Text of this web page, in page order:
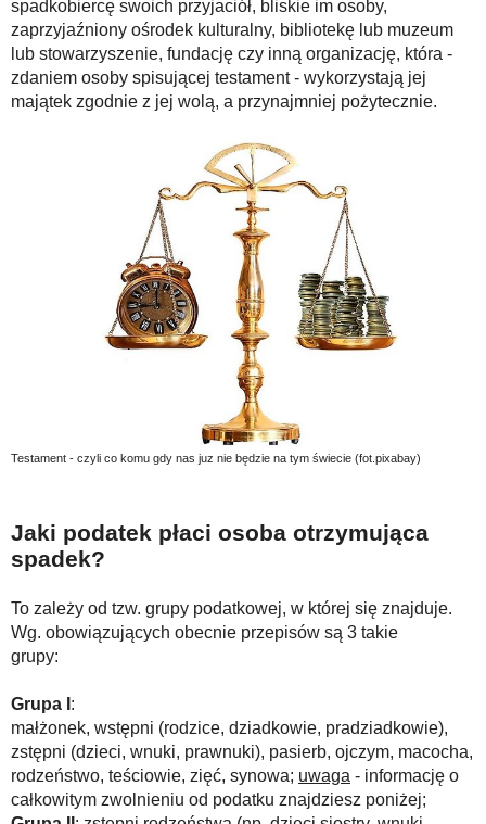
spadkobiercę swoich przyjaciół, bliskie im osoby,
zaprzyjaźniony ośrodek kulturalny, bibliotekę lub muzeum
lub stowarzyszenie, fundację czy inną organizację, która -
zdaniem osoby spisującej testament - wykorzystają jej
majątek zgodnie z jej wolą, a przynajmniej pożytecznie.
Testament - czyli co komu gdy nas juz nie będzie na tym świecie (fot.pixabay)
Jaki podatek płaci osoba otrzymująca
spadek?
To zależy od tzw. grupy podatkowej, w której się znajduje.
Wg. obowiązujących obecnie przepisów są 3 takie
grupy:
Grupa I :
małżonek, wstępni (rodzice, dziadkowie, pradziadkowie),
zstępni (dzieci, wnuki, prawnuki), pasierb, ojczym, macocha,
rodzeństwo, teściowie, zięć, synowa; uwaga - informację o
całkowitym zwolnieniu od podatku znajdziesz poniżej;